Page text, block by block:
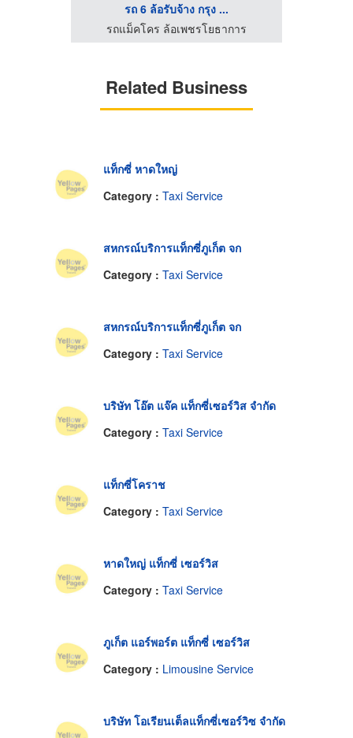
รถ 6 ล้อรับจ้าง กรุง ...
รถแม็คโคร ล้อเพชรโยธาการ
Related Business
แท็กซี่ หาดใหญ่
Category : Taxi Service
สหกรณ์บริการแท็กซี่ภูเก็ต จก
Category : Taxi Service
สหกรณ์บริการแท็กซี่ภูเก็ต จก
Category : Taxi Service
บริษัท โอ๊ต แจ๊ค แท็กซี่เซอร์วิส จำกัด
Category : Taxi Service
แท็กซี่โคราช
Category : Taxi Service
หาดใหญ่ แท็กซี่ เซอร์วิส
Category : Taxi Service
ภูเก็ต แอร์พอร์ต แท็กซี่ เซอร์วิส
Category : Limousine Service
บริษัท โอเรียนเต็ลแท็กซี่เซอร์วิซ จำกัด